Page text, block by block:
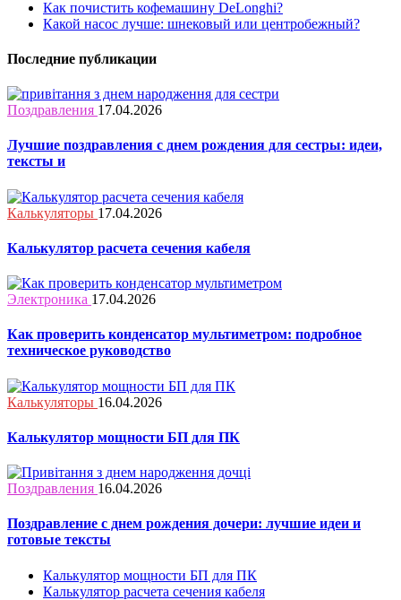
Как почистить кофемашину DeLonghi?
Какой насос лучше: шнековый или центробежный?
Последние публикации
Поздравления 17.04.2026
Лучшие поздравления с днем рождения для сестры: идеи,
тексты и
Калькуляторы 17.04.2026
Калькулятор расчета сечения кабеля
Электроника 17.04.2026
Как проверить конденсатор мультиметром: подробное
техническое руководство
Калькуляторы 16.04.2026
Калькулятор мощности БП для ПК
Поздравления 16.04.2026
Поздравление с днем рождения дочери: лучшие идеи и
готовые тексты
Калькулятор мощности БП для ПК
Калькулятор расчета сечения кабеля